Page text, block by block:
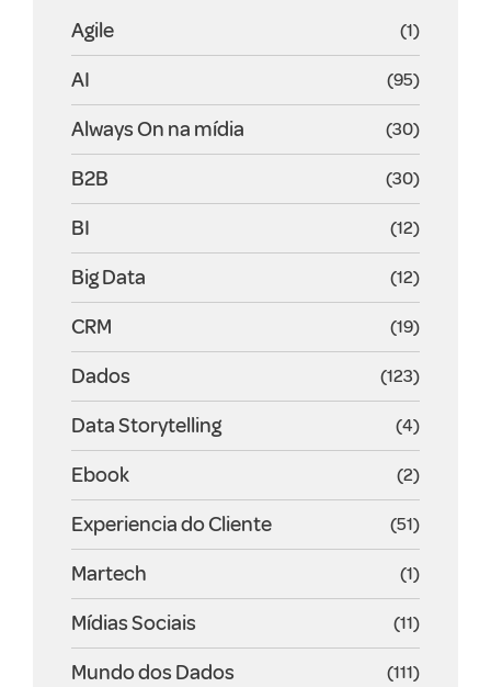
Agile (1)
AI (95)
Always On na mídia (30)
B2B (30)
BI (12)
Big Data (12)
CRM (19)
Dados (123)
Data Storytelling (4)
Ebook (2)
Experiencia do Cliente (51)
Martech (1)
Mídias Sociais (11)
Mundo dos Dados (111)